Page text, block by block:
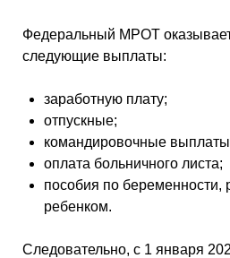
Федеральный МРОТ
следующие выплаты:
заработную плату;
отпускные;
командировочные
оплата больничного листа;
пособия по беременности,
ребенком.
Следовательно, с 1 января